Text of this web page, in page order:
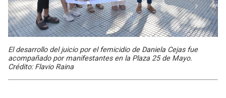
El desarrollo del juicio por el femicidio de Daniela Cejas fue
acompañado por manifestantes en la Plaza 25 de Mayo.
Crédito: Flavio Raina